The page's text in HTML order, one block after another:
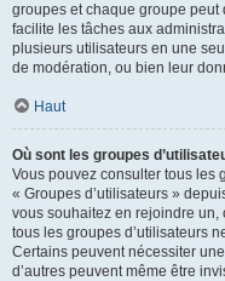
groupes et chaque groupe
facilite les tâches aux
plusieurs utilisateurs en une
de modération, ou bien leur
Haut
Où sont les groupes
Vous pouvez consulter tous les
« Groupes d’utilisateurs »
vous souhaitez en rejoindre
tous les groupes d’utilisateurs
Certains peuvent nécessiter
d’autres peuvent même être